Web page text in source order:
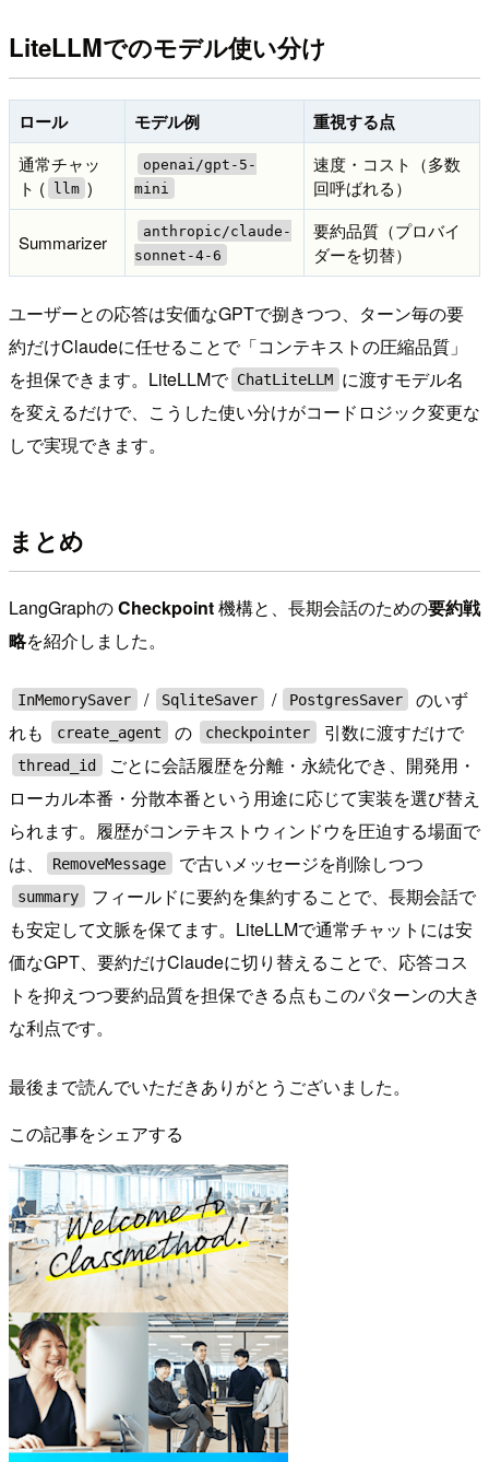
LiteLLMでのモデル使い分け
ロール モデル例 重視する点
通常チャッ
ト ( llm )
openai/gpt-5-
mini
速度・コスト（多数
回呼ばれる）
Summarizer
anthropic/claude-
sonnet-4-6
要約品質（プロバイ
ダーを切替）
ユーザーとの応答は安価なGPTで捌きつつ、ターン毎の要
約だけClaudeに任せることで「コンテキストの圧縮品質」
を担保できます。LiteLLMで ChatLiteLLM に渡すモデル名
を変えるだけで、こうした使い分けがコードロジック変更な
しで実現できます。
まとめ
LangGraphのCheckpoint機構と、長期会話のための要約戦
略を紹介しました。
InMemorySaver / SqliteSaver / PostgresSaver
のいず
れも
create_agent の checkpointer 引数に渡すだけで
thread_id
ごとに会話履歴を分離・永続化でき、開発用・
ローカル本番・分散本番という用途に応じて実装を選び替え
られます。履歴がコンテキストウィンドウを圧迫する場面で
は、
RemoveMessage で古いメッセージを削除しつつ
summary
フィールドに要約を集約することで、長期会話で
も安定して文脈を保てます。LiteLLMで通常チャットには安
価なGPT、要約だけClaudeに切り替えることで、応答コス
トを抑えつつ要約品質を担保できる点もこのパターンの大き
な利点です。
最後まで読んでいただきありがとうございました。
この記事をシェアする